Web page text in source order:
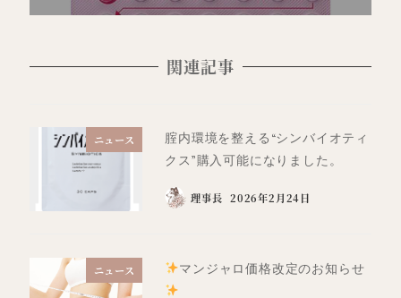
関連記事
ニュース
腟内環境を整える“シンバイオティ
クス”購入可能になりました。
理事長 2026年2月24日
ニュース マンジャロ価格改定のお知らせ